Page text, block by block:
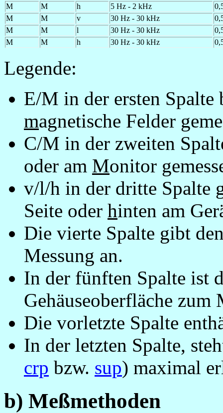
M
M h 5 Hz - 2 kHz
M
M v 30 Hz - 30 kHz
M
M l 30 Hz - 30 kHz
M
M h 30 Hz - 30 kHz
Legende:
E/M in der ersten Spalte
magnetische Felder
C/M in der zweiten
oder am Monitor
v/l/h in der dritte Spalte
Seite oder hinten am
Die vierte Spalte gibt
Messung an.
In der fünften Spalte ist
Gehäuseoberfläche zum
Die vorletzte Spalte
In der letzten Spalte,
crp bzw. sup) maximal
b) Meßmethoden